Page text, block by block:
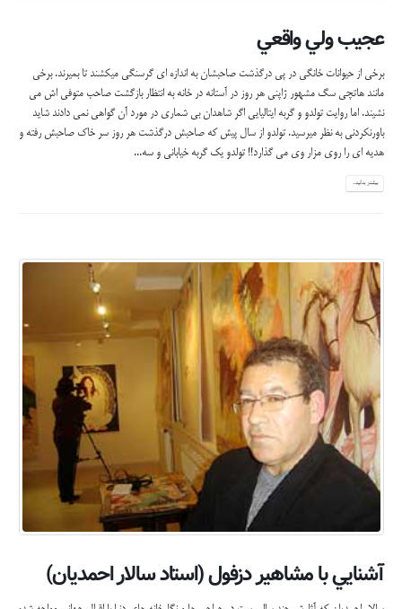
عجيب ولي واقعي
برخی از حیوانات خانگی در پی درگذشت صاحبشان به اندازه ای گرسنگی میکشند تا بمیرند. برخی
مانند هاتچی سگ مشهور ژاپنی هر روز در آستانه در خانه به انتظار بازگشت صاحب متوفی اش می
نشیند. اما روایت تولدو و گربه ایتالیایی اگر شاهدان بی شماری در مورد آن گواهی نمی دادند شاید
باورنکردنی به نظر میرسید. تولدو از سال پیش که صاحبش درگذشت هر روز سر خاک صاحبش رفته و
هدیه ای را روي مزار وی می گذارد!! تولدو یک گربه خیابانی و سه...
بیشتر بدانید...
آشنايي با مشاهير دزفول (استاد سالار احمديان)